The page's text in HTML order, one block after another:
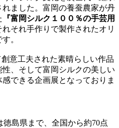
れました。富岡の養蚕農家が丹
『富岡シルク１００％の手芸用
れそれ手作りで製作されたオリ
。
意工夫された素晴らしい作品
、そして富岡シルクの美しい
できる企画展となっておりま
島県まで、全国から約70点